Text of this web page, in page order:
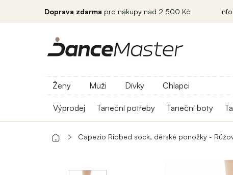
Doprava zdarma pro nákupy nad 2 500 Kč
Ženy Muži Dívky Chlapci
Výprodej Taneční potřeby Taneční boty
Capezio Ribbed sock, dětské ponožky -